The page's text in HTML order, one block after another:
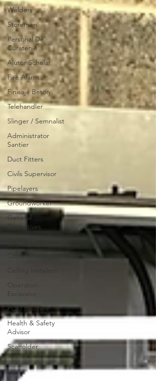
Welders
Storeman
Personal De
Curatenie
Ajutor Schelar
Fire Alarm
Finisaje Beton
Telehandler
Slinger / Semnalist
Administrator
Santier
Duct Fitters
Civils Supervisor
Pipelayers
Groundworker
General
Operatives
Containment
Operatori
Excavator
POD Builders
Health & Safety
Advisor
Scaffolder